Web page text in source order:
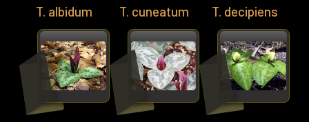
T. albidum T. cuneatum T. decipiens